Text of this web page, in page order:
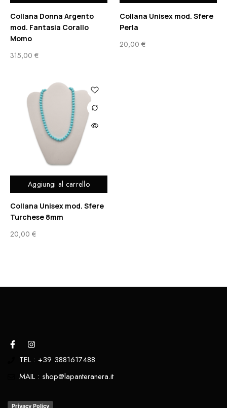
Collana Donna Argento
mod. Fantasia Corallo
Momo
315,00 €
Collana Unisex mod. Sfere
Perla
20,00 €
Aggiungi al carrello
Collana Unisex mod. Sfere
Turchese 8mm
20,00 €
TEL : +39 3881617488
MAIL : shop@lapanteranera.it
Privacy Policy